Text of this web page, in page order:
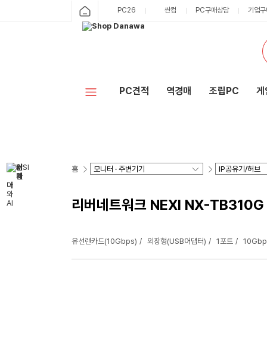
PC26 싼컴 PC구매상담 기업
PC견적 역경매 조립PC 게
홈
리버네트워크 NEXI NX-TB310G
유선랜카드(10Gbps) 외장형(USB어댑터) 1포트